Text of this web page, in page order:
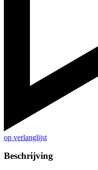
op verlanglijst
Beschrijving